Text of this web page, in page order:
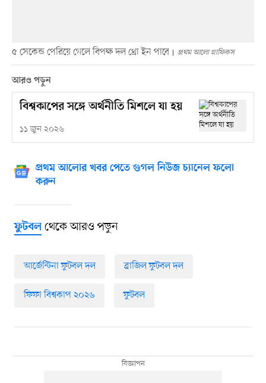
৫ সেকেন্ড পেরিয়ে গেলে বিপক্ষ দল থ্রো ইন পাবে প্রথম আলো গ্রাফিকস
আরও পড়ুন
বিশ্বকাপের সঙ্গে অর্থনীতি মিশলে যা হয়
১১ জুন ২০২৬
প্রথম আলোর খবর পেতে গুগল নিউজ চ্যানেল ফলো
করুন
ফুটবলথেকে আরও পড়ুন
আর্জেন্টিনা ফুটবল দল ব্রাজিল ফুটবল দল
ফিফা বিশ্বকাপ ২০২৬ ফুটবল